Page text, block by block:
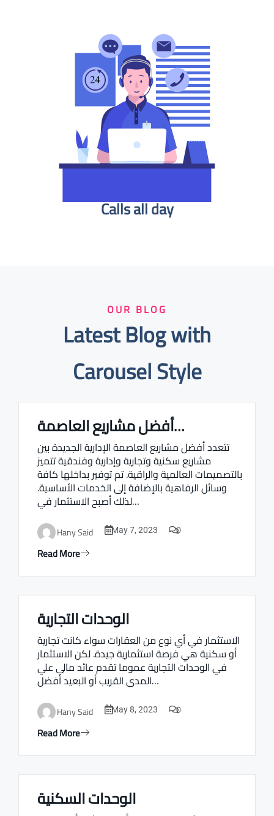
Calls all day
OUR BLOG
Latest Blog with
Carousel Style
Real estate Estate ville أفضل مشاريع العاصمة…
تتعدد أفضل مشاريع العاصمة الإدارية الجديدة بين
مشاريع سكنية وتجارية وإدارية وفندقية تتميز
بالتصميمات العالمية والراقية. تم توفير بداخلها كافة
وسائل الرفاهية بالإضافة إلى الخدمات الأساسية.
لذلك أصبح الاستثمار في…
Hany Said May 7, 2023 0
Read More
Real estate Estate ville
الوحدات التجارية
الاستثمار في أي نوع من العقارات سواء كانت تجارية
أو سكنية هي فرصة استثمارية جيدة. لكن الاستثمار
في الوحدات التجارية عموما تقدم عائد مالي علي
المدى القريب أو البعيد أفضل…
Hany Said May 8, 2023 0
Read More
Real estate Estate ville
الوحدات السكنية